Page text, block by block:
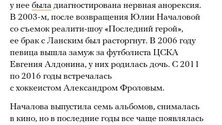
у нее была диагностирована нервная анорексия.
В 2003-м, после возвращения Юлии Началовой
со съемок реалити-шоу «Последний герой»,
ее брак с Ланским был расторгнут. В 2006 году
певица вышла замуж за футболиста ЦСКА
Евгения Алдонина, у них родилась дочь. С 2011
по 2016 годы встречалась
с хоккеистом Александром Фроловым.
Началова выпустила семь альбомов, снималась
в кино, но в последние годы все чаще появлялась